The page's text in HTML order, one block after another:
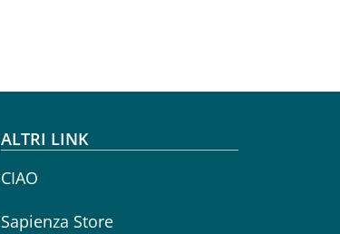
ALTRI LINK
CIAO
Sapienza Store